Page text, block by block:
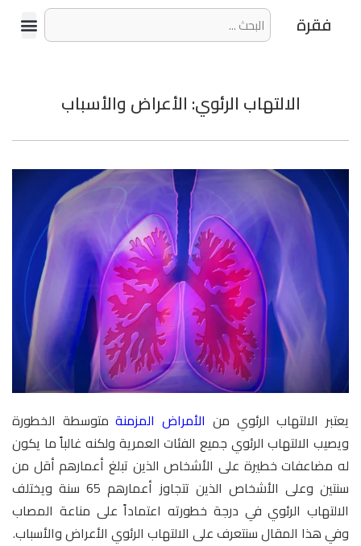
فقرة
الالتهاب الرئوي: الأعراض والأسباب
يعتبر الالتهاب الرئوي من الأمراض المزمنةمتوسطة الخطورة
ويصيب الالتهاب الرئوي جميع الفئات العمرية ولكنه غالباً ما يكون
له مضاعفات خطيرة على الأشخاص الذين تبلغ أعمارهم أقل من
سنتين وعلى الأشخاص الذين تتجاوز أعمارهم 65 سنة ويختلف
الالتهاب الرئوي في درجة خطورته اعتماداً على مناعة المصاب
وفي هذا المقال سنتعرف على الالتهاب الرئوي الأعراض والأسباب.